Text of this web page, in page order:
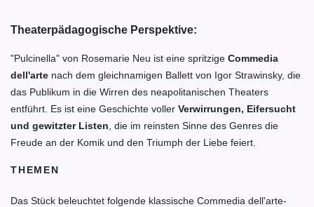
Theaterpädagogische Perspektive:
"Pulcinella" von Rosemarie Neu ist eine spritzige Commedia
dell'arte nach dem gleichnamigen Ballett von Igor Strawinsky, die
das Publikum in die Wirren des neapolitanischen Theaters
entführt. Es ist eine Geschichte voller Verwirrungen, Eifersucht
und gewitzter Listen , die im reinsten Sinne des Genres die
Freude an der Komik und den Triumph der Liebe feiert.
THEMEN
Das Stück beleuchtet folgende klassische Commedia dell'arte-